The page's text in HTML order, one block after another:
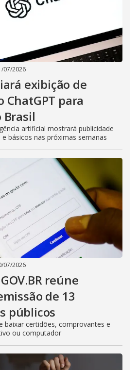
07/2026
exibição de
ChatGPT para
Brasil
artificial mostrará publicidade
básicos nas próximas semanas
07/2026
reúne
de 13
públicos
baixar certidões, comprovantes e
ou computador